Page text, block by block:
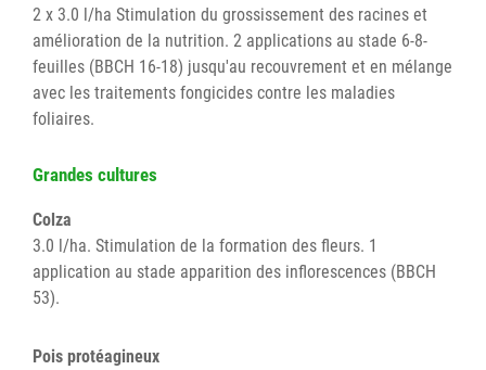
2 x 3.0 l/ha Stimulation du grossissement des racines et
amélioration de la nutrition. 2 applications au stade 6-8-
feuilles (BBCH 16-18) jusqu'au recouvrement et en mélange
avec les traitements fongicides contre les maladies
foliaires.
Grandes cultures
Colza
3.0 l/ha. Stimulation de la formation des fleurs. 1
application au stade apparition des inflorescences (BBCH
53).
Pois protéagineux